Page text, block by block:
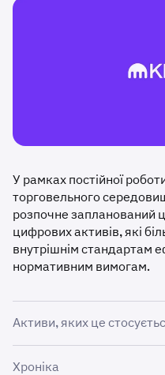
У рамках постійної
торговельного
розпочне запланований
цифрових активів, які
внутрішнім стандартам
нормативним вимогам.
Активи, яких це
Такі активи заплановано
Хроніка